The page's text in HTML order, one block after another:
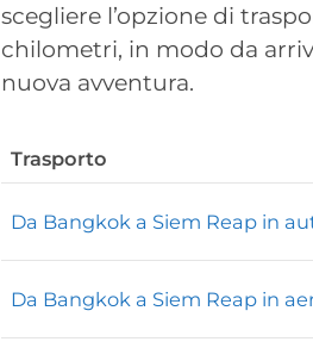
scegliere l’opzione di
chilometri, in modo da
nuova avventura.
Trasporto
Da Bangkok a Siem Reap in
Da Bangkok a Siem Reap in